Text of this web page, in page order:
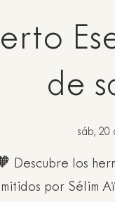
de
sáb, 20
Descubre los
por Sélim